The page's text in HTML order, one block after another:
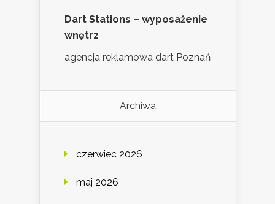
Dart Stations – wyposażenie
wnętrz
agencja reklamowa dart Poznań
Archiwa
czerwiec 2026
maj 2026